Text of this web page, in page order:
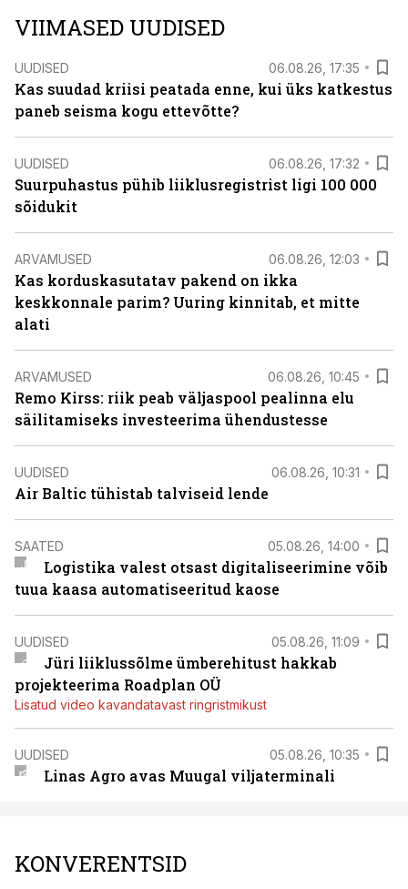
VIIMASED UUDISED
UUDISED 06.08.26, 17:35
Kas suudad kriisi peatada enne, kui üks katkestus
paneb seisma kogu ettevõtte?
UUDISED 06.08.26, 17:32
Suurpuhastus pühib liiklusregistrist ligi 100 000
sõidukit
ARVAMUSED 06.08.26, 12:03
Kas korduskasutatav pakend on ikka
keskkonnale parim? Uuring kinnitab, et mitte
alati
ARVAMUSED 06.08.26, 10:45
Remo Kirss: riik peab väljaspool pealinna elu
säilitamiseks investeerima ühendustesse
UUDISED 06.08.26, 10:31
Air Baltic tühistab talviseid lende
SAATED 05.08.26, 14:00
Logistika valest otsast digitaliseerimine võib
tuua kaasa automatiseeritud kaose
UUDISED 05.08.26, 11:09
Jüri liiklussõlme ümberehitust hakkab
projekteerima Roadplan OÜ
Lisatud video kavandatavast ringristmikust
UUDISED 05.08.26, 10:35
Linas Agro avas Muugal viljaterminali
KONVERENTSID